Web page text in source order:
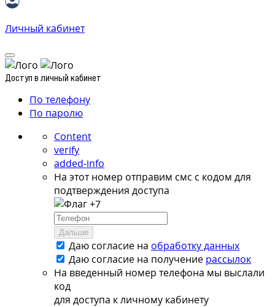
Личный кабинет
Доступ в личный кабинет
По телефону
По паролю
Content
verify
added-info
На этот номер отправим смс с кодом для
подтверждения доступа
+7
Дальше
Даю согласие на обработку данных
Даю согласие на получение рассылок
На введенный номер телефона мы выслали
код
для доступа к личному кабинету